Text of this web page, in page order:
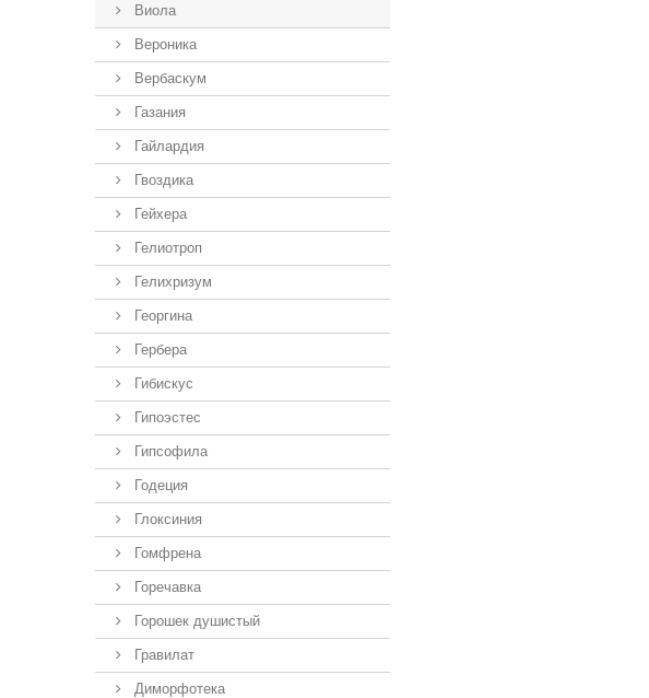
Виола
Вероника
Вербаскум
Газания
Гайлардия
Гвоздика
Гейхера
Гелиотроп
Гелихризум
Георгина
Гербера
Гибискус
Гипоэстес
Гипсофила
Годеция
Глоксиния
Гомфрена
Горечавка
Горошек душистый
Гравилат
Диморфотека